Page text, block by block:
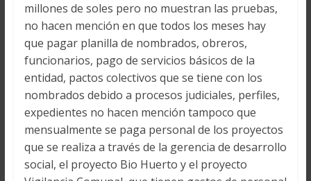
millones de soles pero no muestran las pruebas,
no hacen mención en que todos los meses hay
que pagar planilla de nombrados, obreros,
funcionarios, pago de servicios básicos de la
entidad, pactos colectivos que se tiene con los
nombrados debido a procesos judiciales, perfiles,
expedientes no hacen mención tampoco que
mensualmente se paga personal de los proyectos
que se realiza a través de la gerencia de desarrollo
social, el proyecto Bio Huerto y el proyecto